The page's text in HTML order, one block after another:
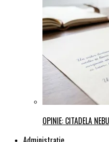
OPINIE: CITADELA